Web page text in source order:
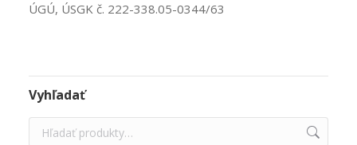
ÚGÚ, ÚSGK č. 222-338.05-0344/63
Vyhľadať